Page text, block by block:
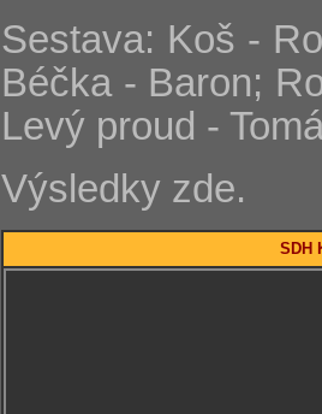
Sestava: Koš -
Béčka - Baron;
Levý proud -
Výsledky zde.
SDH